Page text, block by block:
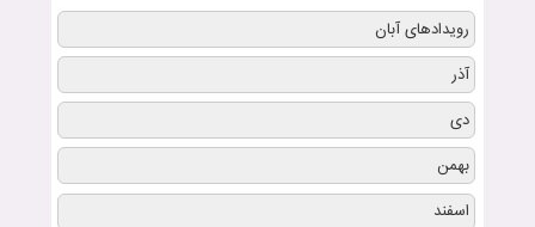
رویدادهای آبان
آذر
دی
بهمن
اسفند